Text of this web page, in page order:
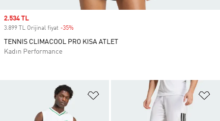
Favori Listesine Ekle
Sale price
2.534 TL
3.899 TL Orijinal fiyat -35%
TENNIS CLIMACOOL PRO KISA ATLET
Kadın Performance